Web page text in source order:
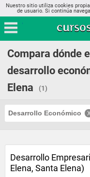
Nuestro sitio utiliza cookies
de usuario. Si continúa
Compara dónde
desarrollo
Elena
(1)
Desarrollo Económico
Desarrollo
Elena, Santa Elena)